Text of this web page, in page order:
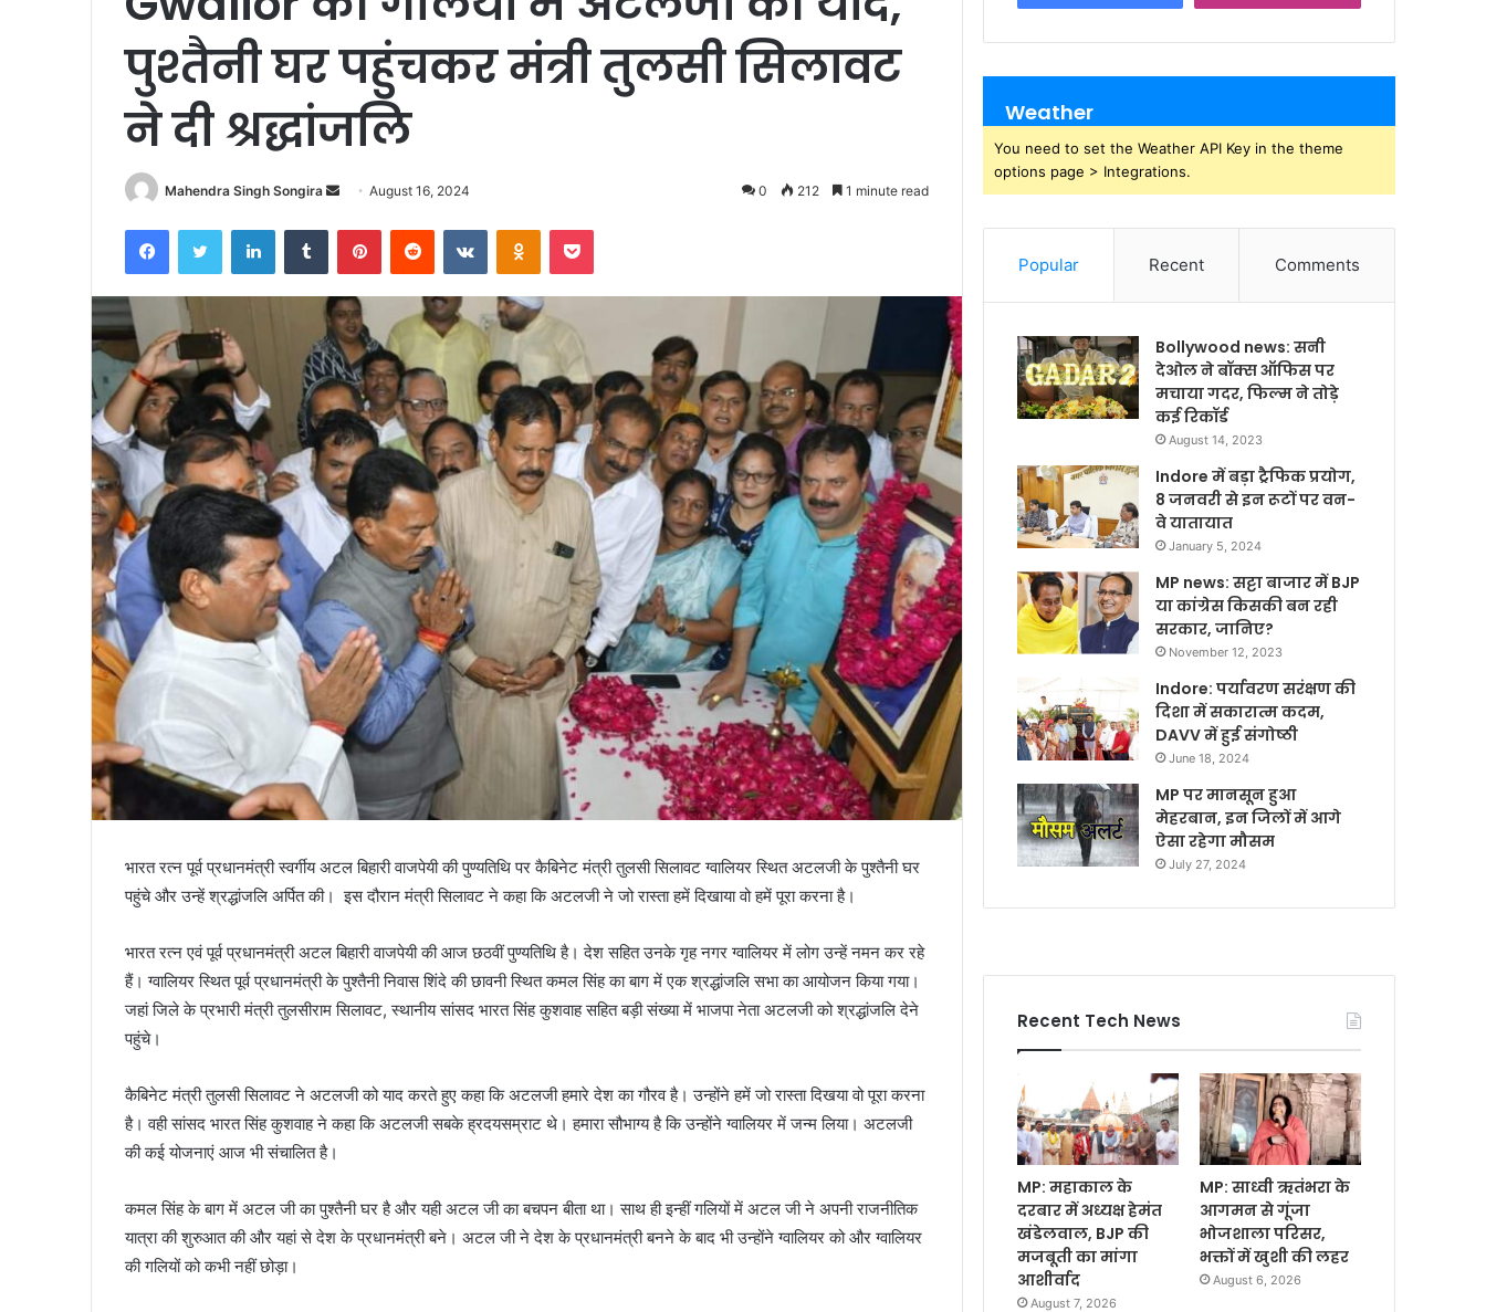
पुश्तैनी घर पहुंचकर मंत्री तुलसी सिलावट
ने दी श्रद्धांजलि
Mahendra Singh Songira
Send
email
August 16, 2024 0 212 1 minute read
FacebookTwitter LinkedInTumblr PinterestReddit VKontakteOdnoklassniki
Pocket
भारत रत्न पूर्व प्रधानमंत्री स्वर्गीय अटल बिहारी वाजपेयी की पुण्यतिथि पर कैबिनेट मंत्री तुलसी सिलावट ग्वालियर स्थित अटलजी के पुश्तैनी घर
पहुंचे और उन्हें श्रद्धांजलि अर्पित की। इस दौरान मंत्री सिलावट ने कहा कि अटलजी ने जो रास्ता हमें दिखाया वो हमें पूरा करना है।
भारत रत्न एवं पूर्व प्रधानमंत्री अटल बिहारी वाजपेयी की आज छठवीं पुण्यतिथि है। देश सहित उनके गृह नगर ग्वालियर में लोग उन्हें नमन कर रहे
हैं। ग्वालियर स्थित पूर्व प्रधानमंत्री के पुश्तैनी निवास शिंदे की छावनी स्थित कमल सिंह का बाग में एक श्रद्धांजलि सभा का आयोजन किया गया।
जहां जिले के प्रभारी मंत्री तुलसीराम सिलावट, स्थानीय सांसद भारत सिंह कुशवाह सहित बड़ी संख्या में भाजपा नेता अटलजी को श्रद्धांजलि देने
पहुंचे।
कैबिनेट मंत्री तुलसी सिलावट ने अटलजी को याद करते हुए कहा कि अटलजी हमारे देश का गौरव है। उन्होंने हमें जो रास्ता दिखया वो पूरा करना
है। वही सांसद भारत सिंह कुशवाह ने कहा कि अटलजी सबके ह्रदयसम्राट थे। हमारा सौभाग्य है कि उन्होंने ग्वालियर में जन्म लिया। अटलजी
की कई योजनाएं आज भी संचालित है।
कमल सिंह के बाग में अटल जी का पुश्तैनी घर है और यही अटल जी का बचपन बीता था। साथ ही इन्हीं गलियों में अटल जी ने अपनी राजनीतिक
यात्रा की शुरुआत की और यहां से देश के प्रधानमंत्री बने। अटल जी ने देश के प्रधानमंत्री बनने के बाद भी उन्होंने ग्वालियर को और ग्वालियर
की गलियों को कभी नहीं छोड़ा।
Weather
You need to set the Weather API Key in the theme
options page > Integrations.
Popular Recent Comments
Bollywood news: सनी
देओल ने बॉक्स ऑफिस पर
मचाया गदर, फिल्म ने तोड़े
कई रिकॉर्ड
August 14, 2023
Indore में बड़ा ट्रैफिक प्रयोग,
8 जनवरी से इन रूटों पर वन-
वे यातायात
January 5, 2024
MP news: सट्टा बाजार में BJP
या कांग्रेस किसकी बन रही
सरकार, जानिए?
November 12, 2023
Indore: पर्यावरण सरंक्षण की
दिशा में सकारात्म कदम,
DAVV में हुई संगोष्ठी
June 18, 2024
MP पर मानसून हुआ
मेहरबान, इन जिलों में आगे
ऐसा रहेगा मौसम
July 27, 2024
Recent Tech News
MP: महाकाल के
दरबार में अध्यक्ष हेमंत
खंडेलवाल, BJP की
मजबूती का मांगा
आशीर्वाद
August 7, 2026
MP: साध्वी ऋतंभरा के
आगमन से गूंजा
भोजशाला परिसर,
भक्तों में खुशी की लहर
August 6, 2026